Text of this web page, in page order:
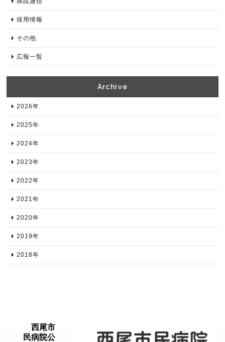
採用情報
その他
広報一覧
Archive​
2026年​
2025年​
2024年​
2023年​
2022年​
2021年​
2020年​
2019年​
2018年​
西尾市
民病院公